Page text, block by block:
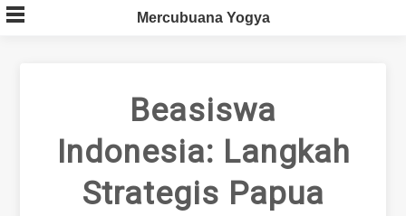
Skip
to
Mercubuana Yogya
Beasiswa
Indonesia: Langkah
Strategis Papua